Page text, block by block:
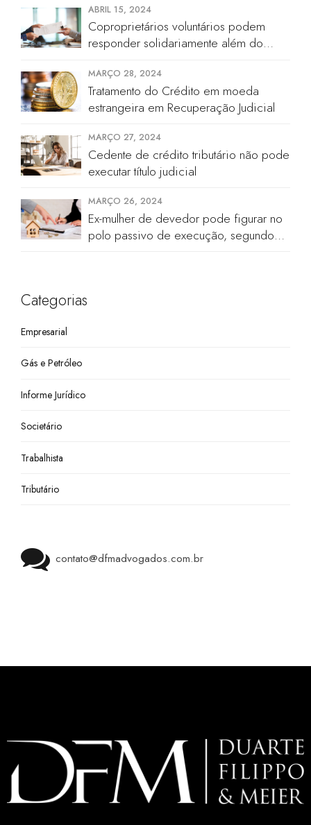
ABRIL 15, 2024
Coproprietários voluntários podem
responder solidariamente além do
MARÇO 28, 2024
Tratamento do Crédito em moeda
estrangeira em Recuperação Judicial
MARÇO 27, 2024
Cedente de crédito tributário não pode
executar título judicial
MARÇO 26, 2024
Ex-mulher de devedor pode figurar no
polo passivo de execução, segundo
Categorias
Empresarial
Gás e Petróleo
Informe Jurídico
Societário
Trabalhista
Tributário
contato@dfmadvogados.com.br